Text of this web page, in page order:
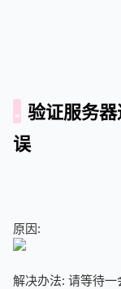
验证服务
误
原因:
解决办法: 请等待一